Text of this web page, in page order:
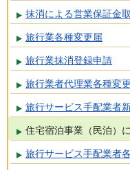
抹消による営業保証金
旅行業各種変更届
旅行業抹消登録申請
旅行業者代理業各種変
旅行サービス手配業者
住宅宿泊事業（民泊）
旅行サービス手配業者